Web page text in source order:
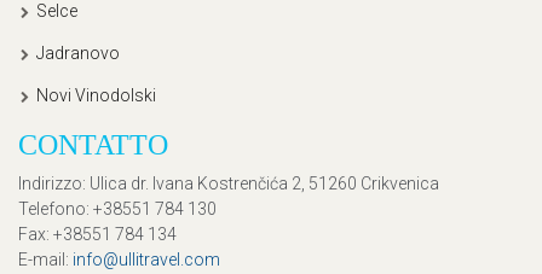
Selce
Jadranovo
Novi Vinodolski
CONTATTO
Indirizzo: Ulica dr. Ivana Kostrenčića 2, 51260 Crikvenica
Telefono: +38551 784 130
Fax: +38551 784 134
E-mail : info@ullitravel.com